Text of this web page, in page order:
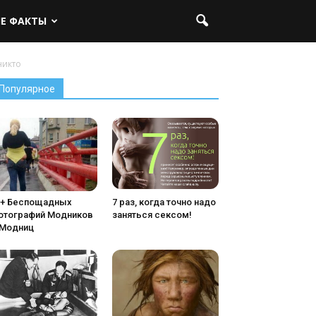
ФАКТЫ
Беспощадных
Модников
7 раз, когда точно надо
заняться сексом!